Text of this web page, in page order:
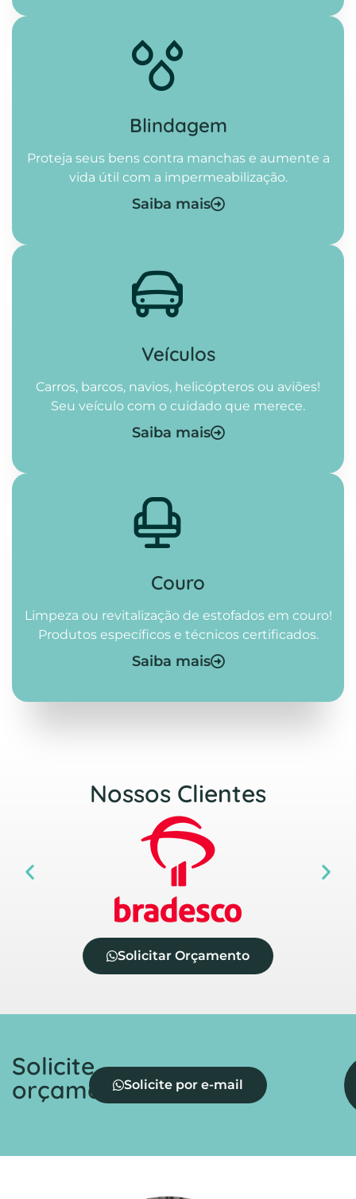
Blindagem
Proteja seus bens contra manchas e aumente a
vida útil com a impermeabilização.
Saiba mais
Veículos
Carros, barcos, navios, helicópteros ou aviões!
Seu veículo com o cuidado que merece.
Saiba mais
Couro
Limpeza ou revitalização de estofados em couro!
Produtos específicos e técnicos certificados.
Saiba mais
Nossos Clientes
Solicitar Orçamento
Solicite
orçamentoSolicite por e-mail